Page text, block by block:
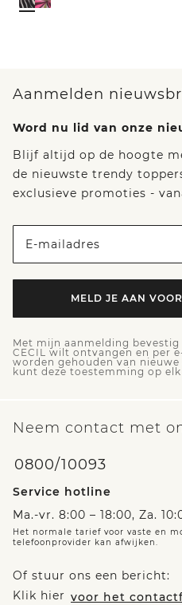
Aanmelden
Word nu lid van onze
Blijf altijd op de hoogte
de nieuwste trendy
exclusieve promoties -
E-mailadres
MELD JE AAN
Met mijn aanmelding
CECIL wilt ontvangen en per
worden gehouden van
kunt deze toestemming op
Neem contact met
0800/10093
Service hotline
Ma.-vr. 8:00 – 18:00, Za.
Het normale tarief voor vaste en
telefoonprovider kan afwijken.
Of stuur ons een bericht:
Klik hier voor het